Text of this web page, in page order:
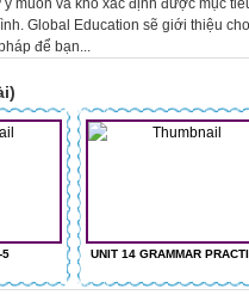
muốn và khó xác định được mục
Global Education sẽ giới thiệu
để bạn...
5 UNIT 14 GRAMMAR